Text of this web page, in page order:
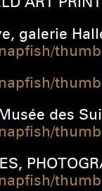
galerie
Musée des